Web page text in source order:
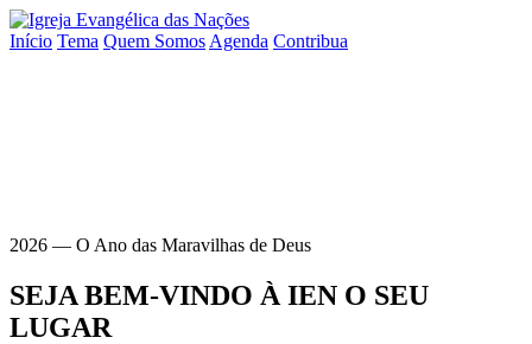
Início Tema Quem Somos Agenda Contribua
2026 — O Ano das Maravilhas de Deus
SEJA BEM-VINDO À IEN O SEU
LUGAR